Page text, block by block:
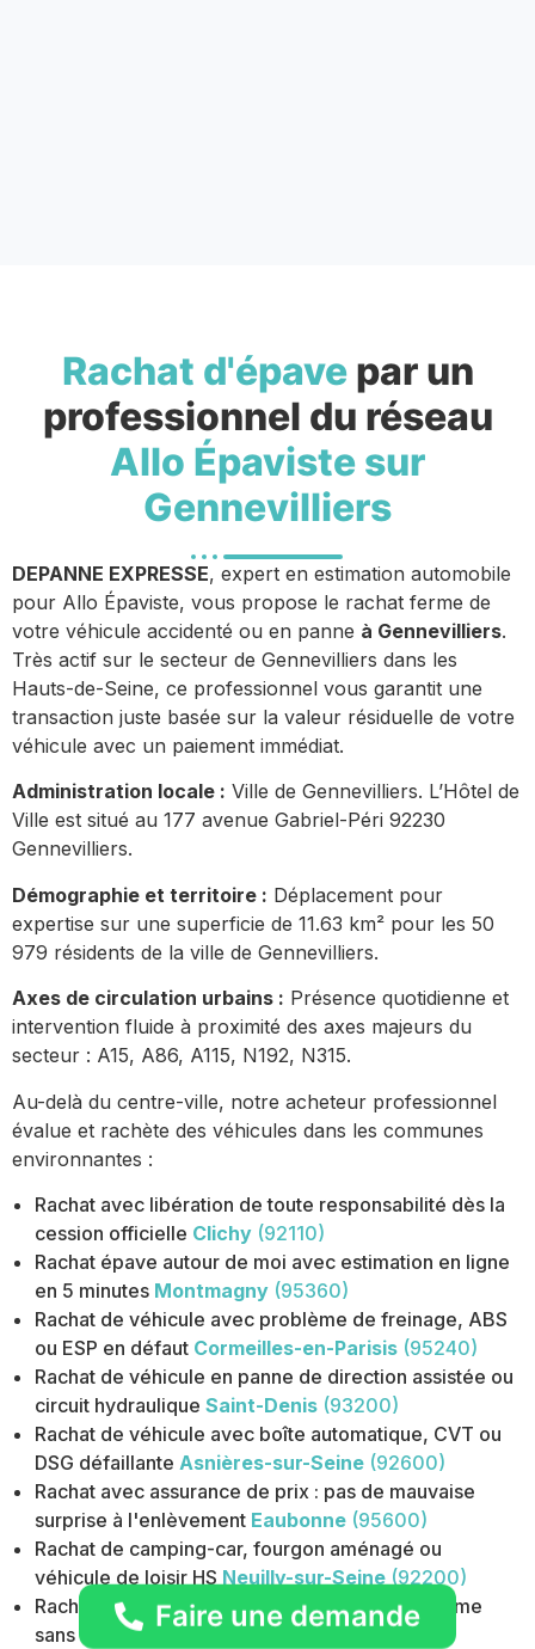
Rachat d'épavepar un
professionnel du réseau
Allo Épaviste sur
Gennevilliers
DEPANNE EXPRESSE, expert en estimation automobile
pour Allo Épaviste, vous propose le rachat ferme de
votre véhicule accidenté ou en panne à Gennevilliers.
Très actif sur le secteur de Gennevilliers dans les
Hauts-de-Seine, ce professionnel vous garantit une
transaction juste basée sur la valeur résiduelle de votre
véhicule avec un paiement immédiat.
Administration locale : Ville de Gennevilliers. L’Hôtel de
Ville est situé au 177 avenue Gabriel-Péri 92230
Gennevilliers.
Démographie et territoire : Déplacement pour
expertise sur une superficie de 11.63 km² pour les 50
979 résidents de la ville de Gennevilliers.
Axes de circulation urbains : Présence quotidienne et
intervention fluide à proximité des axes majeurs du
secteur : A15, A86, A115, N192, N315.
Au-delà du centre-ville, notre acheteur professionnel
évalue et rachète des véhicules dans les communes
environnantes :
Rachat avec libération de toute responsabilité dès la
cession officielle Clichy (92110)
Rachat épave autour de moi avec estimation en ligne
en 5 minutes Montmagny (95360)
Rachat de véhicule avec problème de freinage, ABS
ou ESP en défaut Cormeilles-en-Parisis (95240)
Rachat de véhicule en panne de direction assistée ou
circuit hydraulique Saint-Denis (93200)
Rachat de véhicule avec boîte automatique, CVT ou
DSG défaillante Asnières-sur-Seine (92600)
Rachat avec assurance de prix : pas de mauvaise
surprise à l'enlèvement Eaubonne (95600)
Rachat de camping-car, fourgon aménagé ou
véhicule de loisir HS Neuilly-sur-Seine (92200)
Rachat de véhicule ancien (plus de 20 ans) même
sans valeur marchande Nanterre (92)
Faire une demande